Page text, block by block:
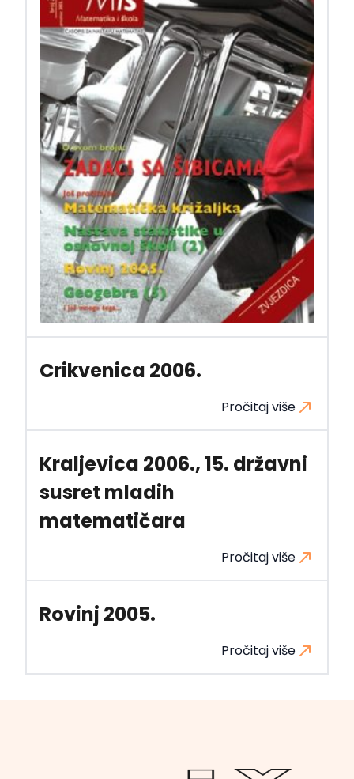
Crikvenica 2006.
Pročitaj više
Kraljevica 2006., 15. državni
susret mladih
matematičara
Pročitaj više
Rovinj 2005.
Pročitaj više